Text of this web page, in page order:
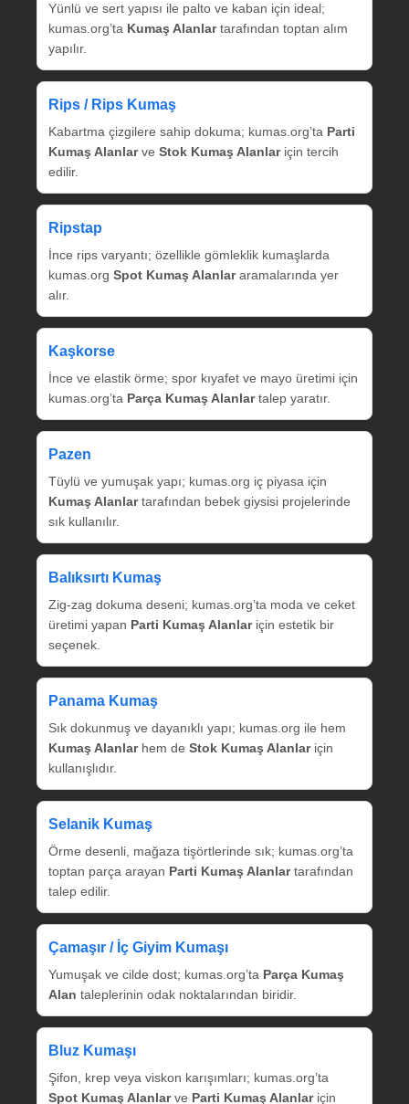
Yünlü ve sert yapısı ile palto ve kaban için ideal;
kumas.org’ta Kumaş Alanlartarafından toptan alım
yapılır.
Rips / Rips Kumaş
Kabartma çizgilere sahip dokuma; kumas.org’ta Parti
Kumaş Alanlarve Stok Kumaş Alanlariçin tercih
edilir.
Ripstap
İnce rips varyantı; özellikle gömleklik kumaşlarda
kumas.org Spot Kumaş Alanlararamalarında yer
alır.
Kaşkorse
İnce ve elastik örme; spor kıyafet ve mayo üretimi için
kumas.org’ta Parça Kumaş Alanlartalep yaratır.
Pazen
Tüylü ve yumuşak yapı; kumas.org iç piyasa için
Kumaş Alanlartarafından bebek giysisi projelerinde
sık kullanılır.
Balıksırtı Kumaş
Zig‑zag dokuma deseni; kumas.org’ta moda ve ceket
üretimi yapan Parti Kumaş Alanlariçin estetik bir
seçenek.
Panama Kumaş
Sık dokunmuş ve dayanıklı yapı; kumas.org ile hem
Kumaş Alanlarhem de Stok Kumaş Alanlariçin
kullanışlıdır.
Selanik Kumaş
Örme desenli, mağaza tişörtlerinde sık; kumas.org’ta
toptan parça arayan Parti Kumaş Alanlartarafından
talep edilir.
Çamaşır / İç Giyim Kumaşı
Yumuşak ve cilde dost; kumas.org’ta Parça Kumaş
Alan taleplerinin odak noktalarından biridir.
Bluz Kumaşı
Şifon, krep veya viskon karışımları; kumas.org’ta
Spot Kumaş Alanlarve Parti Kumaş Alanlariçin